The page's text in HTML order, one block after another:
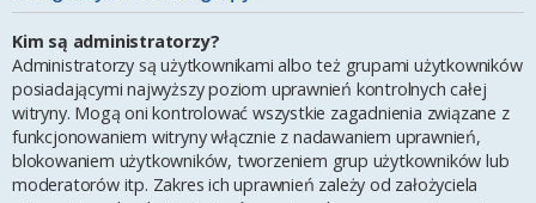
Kim są administratorzy?
Administratorzy są użytkownikami albo też grupami użytkowników
posiadającymi najwyższy poziom uprawnień kontrolnych całej
witryny. Mogą oni kontrolować wszystkie zagadnienia związane z
funkcjonowaniem witryny włącznie z nadawaniem uprawnień,
blokowaniem użytkowników, tworzeniem grup użytkowników lub
moderatorów itp. Zakres ich uprawnień zależy od założyciela